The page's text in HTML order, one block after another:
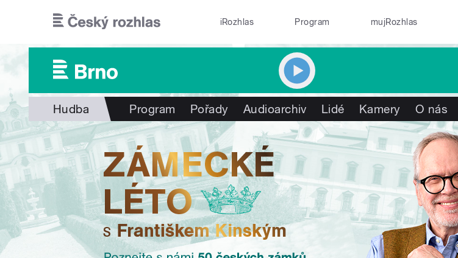
iRozhlas Program mujRozhlas
Hudba Program Pořady Audioarchiv Lidé Kamery O nás